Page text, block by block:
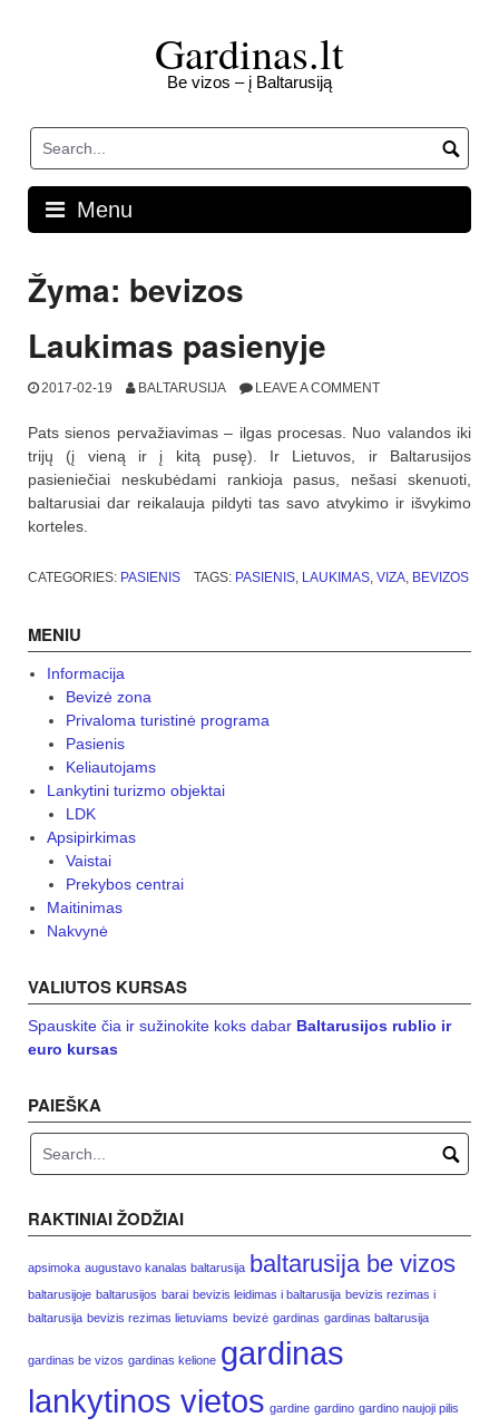
Gardinas.lt
Be vizos – į Baltarusiją
Menu
Žyma: bevizos
Laukimas pasienyje
2017-02-19 BALTARUSIJA LEAVE A COMMENT
Pats sienos pervažiavimas – ilgas procesas. Nuo valandos iki
trijų (į vieną ir į kitą pusę). Ir Lietuvos, ir Baltarusijos
pasieniečiai neskubėdami rankioja pasus, nešasi skenuoti,
baltarusiai dar reikalauja pildyti tas savo atvykimo ir išvykimo
korteles.
CATEGORIES: PASIENIS TAGS: PASIENIS, LAUKIMAS, VIZA, BEVIZOS
MENIU
Informacija
Bevizė zona
Privaloma turistinė programa
Pasienis
Keliautojams
Lankytini turizmo objektai
LDK
Apsipirkimas
Vaistai
Prekybos centrai
Maitinimas
Nakvynė
VALIUTOS KURSAS
Spauskite čia ir sužinokite koks dabar Baltarusijos rublio ir
euro kursas
PAIEŠKA
RAKTINIAI ŽODŽIAI
apsimoka augustavo kanalas baltarusija baltarusija be vizos
baltarusijoje baltarusijos barai bevizis leidimas i baltarusija bevizis rezimas i
baltarusija bevizis rezimas lietuviams bevizė gardinas gardinas baltarusija
gardinas be vizos gardinas kelione gardinas
lankytinos vietos gardine gardino gardino naujoji pilis